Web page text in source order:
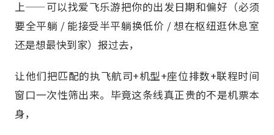
上——可以找爱飞乐游把你的出发日期和偏好（必须
要全平躺 / 能接受半平躺换低价 / 想在枢纽逛休息室
还是想最快到家）报过去，
让他们把匹配的执飞航司+机型+座位排数+联程时间
窗口一次性筛出来。毕竟这条线真正贵的不是机票本
身，